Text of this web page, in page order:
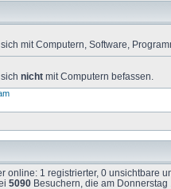
mit Computern, Software,
nicht mit Computern befassen.
online: 1 registrierter, 0 unsichtbare
5090 Besuchern, die am